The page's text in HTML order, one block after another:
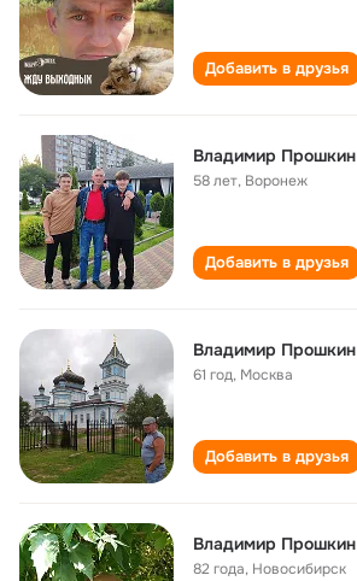
Добавить в друзья
Владимир Прошкин
58 лет, Воронеж
Добавить в друзья
Владимир Прошкин
61 год, Москва
Добавить в друзья
Владимир Прошкин
82 года, Новосибирск